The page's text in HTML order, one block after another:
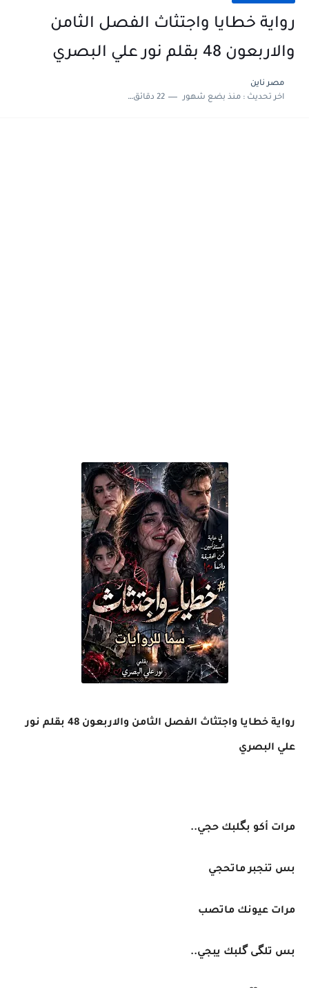
رواية خطايا واجتثاث الفصل الثامن
والاربعون 48 بقلم نور علي البصري
مصر ناين
اخر تحديث :منذ بضع شهور 22 دقائق للقراءة
رواية خطايا واجتثاث الفصل الثامن والاربعون 48 بقلم نور
علي البصري
مرات أكو بگلبك حجي..
بس تنجبر ماتحجي
مرات عيونك ماتصب
بس تلگى گلبك يبجي..